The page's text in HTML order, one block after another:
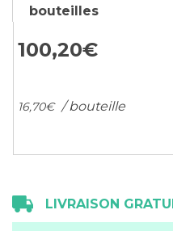
beginning
of
the
images
bouteilles
100,20€
16,70€ / bouteille
LIVRAISON